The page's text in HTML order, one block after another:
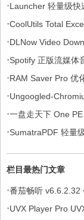
·Launcher 轻量级快
·CoolUtils Total
携版
·DLNow Video
·Spotify 正版流媒体
·RAM Saver Pro 优
·Ungoogled-
·一盘走天下 One
·SumatraPDF 轻量
栏目最热门文章
·番茄畅听 v6.6.2.32
·UVX Player Pro